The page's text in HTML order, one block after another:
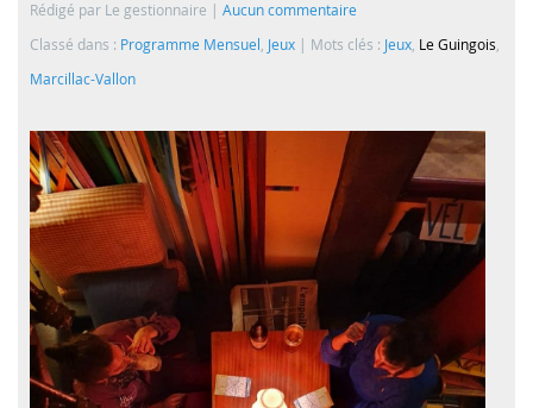
Rédigé par Le gestionnaire
Aucun commentaire
Classé dans : Programme Mensuel , Jeux Mots clés : Jeux, Le Guingois,
Marcillac-Vallon